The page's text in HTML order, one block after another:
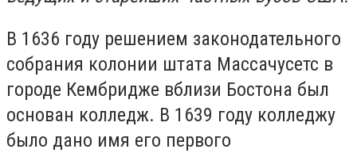
В 1636 году решением законодательного
собрания колонии штата Массачусетс в
городе Кембридже вблизи Бостона был
основан колледж. В 1639 году колледжу
было дано имя его первого